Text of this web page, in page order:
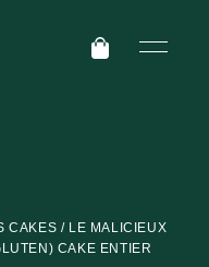
CAKES / LE MALICIEUX
CAKE ENTIER